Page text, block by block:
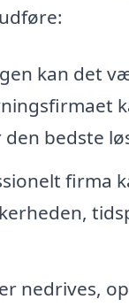
kan det
bedste
firma
nedrives,